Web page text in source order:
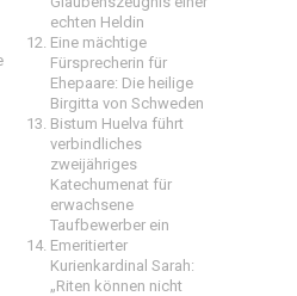
echten Heldin
Eine mächtige
Fürsprecherin für
Ehepaare: Die heilige
Birgitta von Schweden
Bistum Huelva führt
verbindliches
zweijähriges
Katechumenat für
erwachsene
Taufbewerber ein
Emeritierter
Kurienkardinal Sarah:
„Riten können nicht